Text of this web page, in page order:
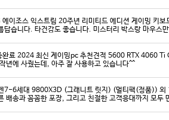
에이조스 익스트림 20주년 리미티드 에디션 게이밍 키
답습니다. 타건감도 좋습니다. 미스터리 박스랑 마우스
완료 2024 최신 게이밍pc 추천견적 5600 RTX 4060
년에 사줬는데, 아주 잘 사용하고 있습니다^^
7-6세대 9800X3D (그래니트 릿지) (멀티팩(정품)) 외